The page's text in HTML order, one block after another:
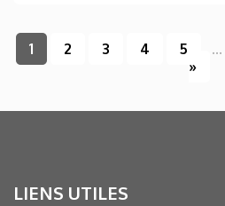
1 2 3 4 5 ...
»
LIENS UTILES